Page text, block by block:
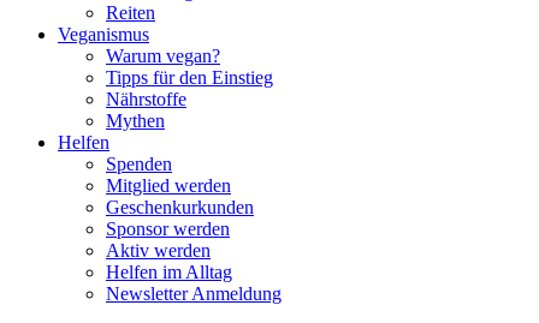
Reiten
Veganismus
Warum vegan?
Tipps für den Einstieg
Nährstoffe
Mythen
Helfen
Spenden
Mitglied werden
Geschenkurkunden
Sponsor werden
Aktiv werden
Helfen im Alltag
Newsletter Anmeldung